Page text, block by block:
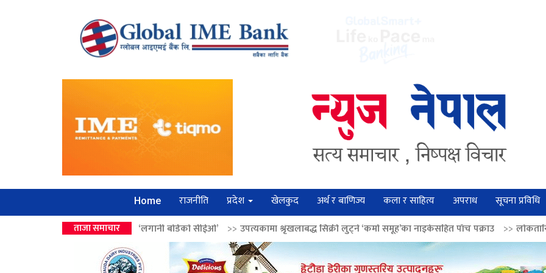
Home राजनीति प्रदेश खेलकुद अर्थ र बाणिज्य कला र साहित्य अपराध सूचना प्रविधि
ताजा समाचार
उपहार ‘लगानी बोर्डको सीईओ’ >>उपत्यकामा श्रृंखलाबद्ध सिक्री लुट्ने ‘कर्मा समूह’का नाइकेसहित पाँच पक्राउ >>लोकतान्त्रिक मूल्य सुदृढ बनाउन